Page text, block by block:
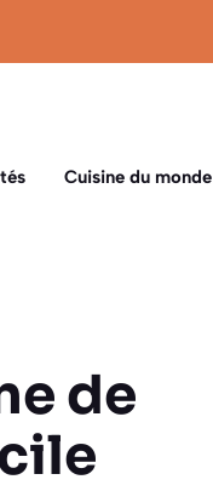
Cuisine du monde
de